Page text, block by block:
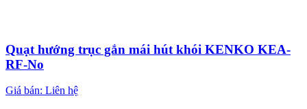
Quạt hướng trục gắn mái hút khói KENKO KEA-
RF-No
Giá bán: Liên hệ